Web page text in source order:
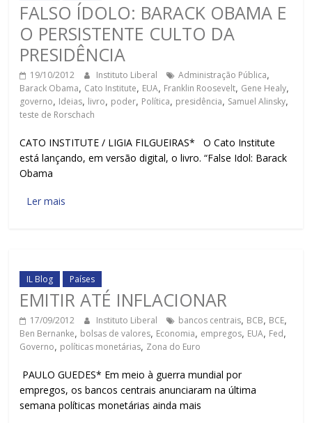
FALSO ÍDOLO: BARACK OBAMA E
O PERSISTENTE CULTO DA
PRESIDÊNCIA
19/10/2012 Instituto Liberal Administração Pública,
Barack Obama, Cato Institute, EUA, Franklin Roosevelt, Gene Healy,
governo, Ideias, livro, poder, Política, presidência, Samuel Alinsky,
teste de Rorschach
CATO INSTITUTE / LIGIA FILGUEIRAS* O Cato Institute
está lançando, em versão digital, o livro. “False Idol: Barack
Obama
Ler mais
IL Blog Países
EMITIR ATÉ INFLACIONAR
17/09/2012 Instituto Liberal bancos centrais, BCB, BCE,
Ben Bernanke, bolsas de valores, Economia, empregos, EUA, Fed,
Governo, políticas monetárias, Zona do Euro
PAULO GUEDES* Em meio à guerra mundial por
empregos, os bancos centrais anunciaram na última
semana políticas monetárias ainda mais